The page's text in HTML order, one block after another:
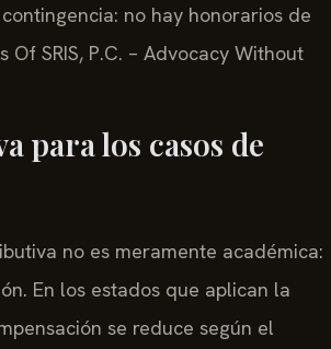
no hay honorarios de
SRIS, P.C. – Advocacy Without
para los casos de
no es meramente académica:
En los estados que aplican la
se reduce según el